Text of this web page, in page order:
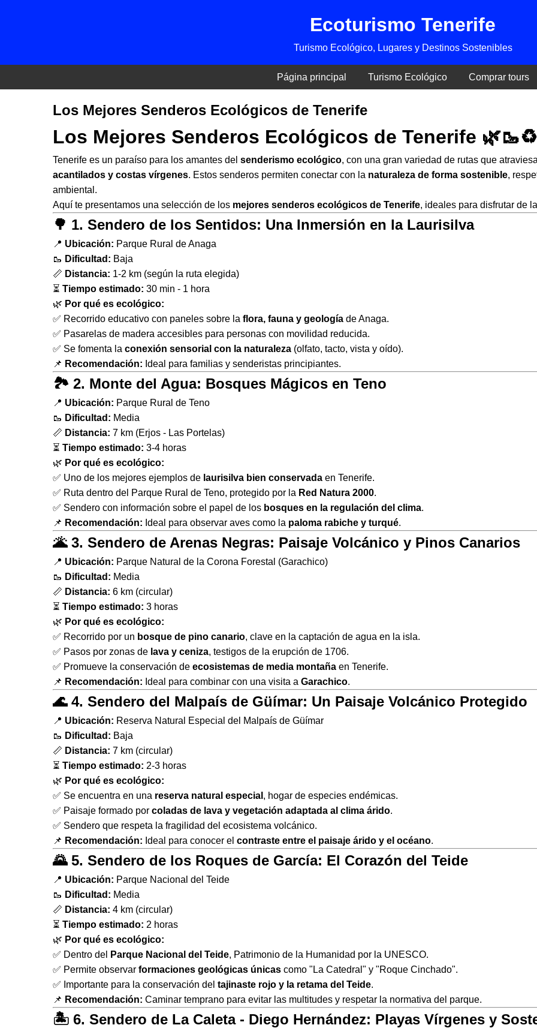
Ecoturismo Tenerife
Turismo Ecológico, Lugares y Destinos Sostenibles
Página principal Turismo Ecológico Comprar tours
Los Mejores Senderos Ecológicos de Tenerife
Los Mejores Senderos Ecológicos de Tenerife 🌿🥾♻️
Tenerife es un paraíso para los amantes del senderismo ecológico, con una gran variedad de rutas que
acantilados y costas vírgenes. Estos senderos permiten conectar con la naturaleza de forma sostenible,
ambiental.
Aquí te presentamos una selección de los mejores senderos ecológicos de Tenerife, ideales para disfrutar de
🌳 1. Sendero de los Sentidos: Una Inmersión en la Laurisilva
📍 Ubicación: Parque Rural de Anaga
🥾 Dificultad: Baja
📏 Distancia: 1-2 km (según la ruta elegida)
⏳ Tiempo estimado: 30 min - 1 hora
🌿 Por qué es ecológico:
✅ Recorrido educativo con paneles sobre la flora, fauna y geología de Anaga.
✅ Pasarelas de madera accesibles para personas con movilidad reducida.
✅ Se fomenta la conexión sensorial con la naturaleza (olfato, tacto, vista y oído).
📌 Recomendación: Ideal para familias y senderistas principiantes.
🏞 2. Monte del Agua: Bosques Mágicos en Teno
📍 Ubicación: Parque Rural de Teno
🥾 Dificultad: Media
📏 Distancia: 7 km (Erjos - Las Portelas)
⏳ Tiempo estimado: 3-4 horas
🌿 Por qué es ecológico:
✅ Uno de los mejores ejemplos de laurisilva bien conservada en Tenerife.
✅ Ruta dentro del Parque Rural de Teno, protegido por la Red Natura 2000.
✅ Sendero con información sobre el papel de los bosques en la regulación del clima.
📌 Recomendación: Ideal para observar aves como la paloma rabiche y turqué.
🌋 3. Sendero de Arenas Negras: Paisaje Volcánico y Pinos Canarios
📍 Ubicación: Parque Natural de la Corona Forestal (Garachico)
🥾 Dificultad: Media
📏 Distancia: 6 km (circular)
⏳ Tiempo estimado: 3 horas
🌿 Por qué es ecológico:
✅ Recorrido por un bosque de pino canario, clave en la captación de agua en la isla.
✅ Pasos por zonas de lava y ceniza, testigos de la erupción de 1706.
✅ Promueve la conservación de ecosistemas de media montaña en Tenerife.
📌 Recomendación: Ideal para combinar con una visita a Garachico.
🌊 4. Sendero del Malpaís de Güímar: Un Paisaje Volcánico Protegido
📍 Ubicación: Reserva Natural Especial del Malpaís de Güímar
🥾 Dificultad: Baja
📏 Distancia: 7 km (circular)
⏳ Tiempo estimado: 2-3 horas
🌿 Por qué es ecológico:
✅ Se encuentra en una reserva natural especial , hogar de especies endémicas.
✅ Paisaje formado por coladas de lava y vegetación adaptada al clima árido.
✅ Sendero que respeta la fragilidad del ecosistema volcánico.
📌 Recomendación: Ideal para conocer el contraste entre el paisaje árido y el océano.
🌄 5. Sendero de los Roques de García: El Corazón del Teide
📍 Ubicación: Parque Nacional del Teide
🥾 Dificultad: Media
📏 Distancia: 4 km (circular)
⏳ Tiempo estimado: 2 horas
🌿 Por qué es ecológico:
✅ Dentro del
Parque Nacional del Teide, Patrimonio de la Humanidad por la UNESCO.
✅ Permite observar formaciones geológicas únicas como "La Catedral" y "Roque Cinchado".
✅ Importante para la conservación del tajinaste rojo y la retama del Teide.
📌 Recomendación: Caminar temprano para evitar las multitudes y respetar la normativa del parque.
🏝 6. Sendero de La Caleta - Diego Hernández: Playas Vírgenes y